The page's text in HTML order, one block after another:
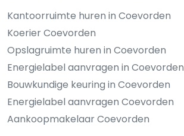
Kantoorruimte huren in Coevorden
Koerier Coevorden
Opslagruimte huren in Coevorden
Energielabel aanvragen in Coevorden
Bouwkundige keuring in Coevorden
Energielabel aanvragen Coevorden
Aankoopmakelaar Coevorden